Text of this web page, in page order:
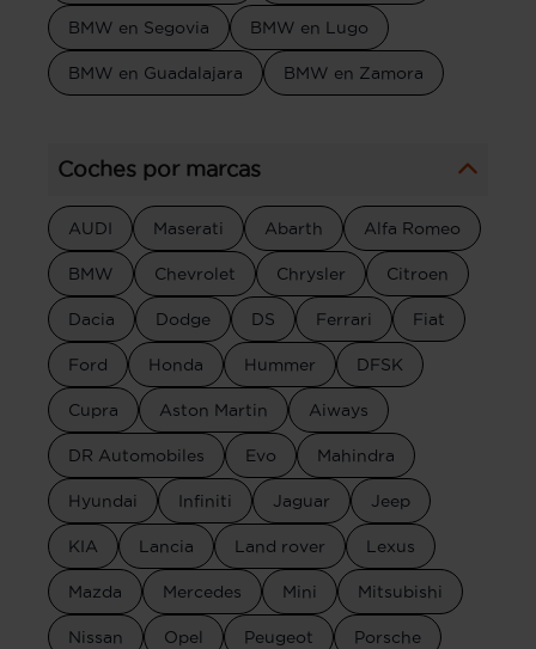
BMW en Segovia BMW en Lugo
BMW en Guadalajara BMW en Zamora
Coches por marcas
AUDI Maserati Abarth Alfa Romeo
BMW Chevrolet Chrysler Citroen
Dacia Dodge DS Ferrari Fiat
Ford Honda Hummer DFSK
Cupra Aston Martin Aiways
DR Automobiles Evo Mahindra
Hyundai Infiniti Jaguar Jeep
KIA Lancia Land rover Lexus
Mazda Mercedes Mini Mitsubishi
Nissan Opel Peugeot Porsche